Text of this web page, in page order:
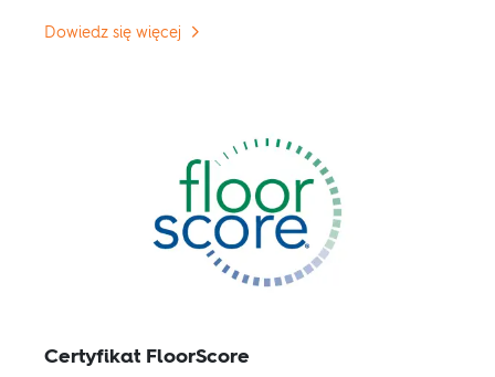
Dowiedz się więcej
Certyfikat FloorScore